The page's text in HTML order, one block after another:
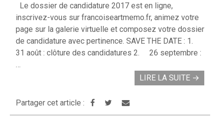
Le dossier de candidature 2017 est en ligne,
inscrivez-vous sur francoiseartmemo.fr, animez votre
page sur la galerie virtuelle et composez votre dossier
de candidature avec pertinence. SAVE THE DATE : 1.
31 août : clôture des candidatures 2. 26 septembre :
…
LIRE LA SUITE →
Partager cet article :